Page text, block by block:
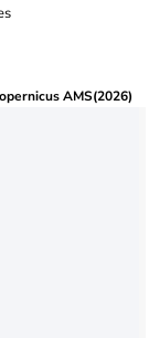
AMS(2026)